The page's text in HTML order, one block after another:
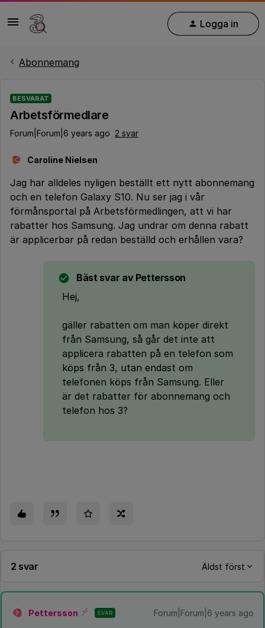
Logga in
Abonnemang
BESVARAT
Arbetsförmedlare
Forum|Forum|6 years ago 2 svar
C Caroline Nielsen
Jag har alldeles nyligen beställt ett nytt abonnemang
och en telefon Galaxy S10. Nu ser jag i vår
förmånsportal på Arbetsförmedlingen, att vi har
rabatter hos Samsung. Jag undrar om denna rabatt
är applicerbar på redan beställd och erhållen vara?
Bäst svar av Pettersson
Hej,
gäller rabatten om man köper direkt
från Samsung, så går det inte att
applicera rabatten på en telefon som
köps från 3, utan endast om
telefonen köps från Samsung. Eller
är det rabatter för abonnemang och
telefon hos 3?
2 svar Äldst först
P Pettersson SVAR Forum|Forum|6 years ago